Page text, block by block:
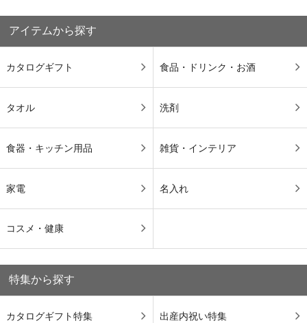
アイテムから探す
カタログギフト 食品・ドリンク・お酒
タオル 洗剤
食器・キッチン用品 雑貨・インテリア
家電 名入れ
コスメ・健康
特集から探す
カタログギフト特集 出産内祝い特集